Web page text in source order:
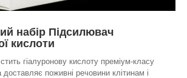
набір Підсилювач
кислоти
гіалуронову кислоту преміум-класу
поживні речовини клітинам і